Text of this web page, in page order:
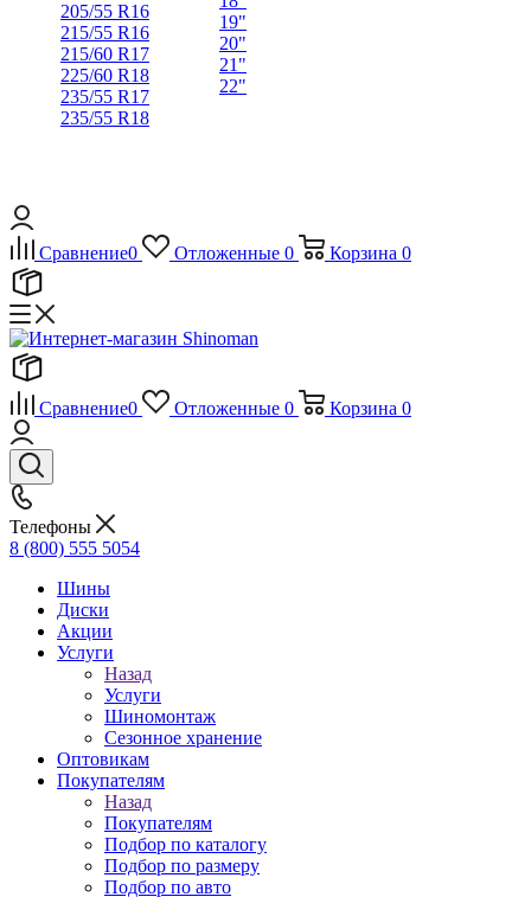
205/55 R16
215/55 R16
215/60 R17
225/60 R18
235/55 R17
235/55 R18
19"
20"
21"
22"
Сравнение0 Отложенные 0 Корзина 0
Сравнение0 Отложенные 0 Корзина 0
Телефоны
8 (800) 555 5054
Шины
Диски
Акции
Услуги
Назад
Услуги
Шиномонтаж
Сезонное хранение
Оптовикам
Покупателям
Назад
Покупателям
Подбор по каталогу
Подбор по размеру
Подбор по авто